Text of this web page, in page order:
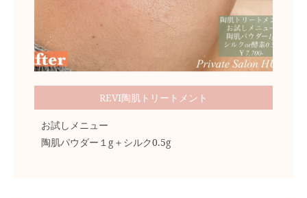
REVI陶肌トリートメント
お試しメニュー
陶肌パウダー１g＋シルク0.5g